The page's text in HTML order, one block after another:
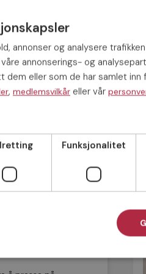
at du
meg, selv
ved meg
du sa. Det
matcher
annonser og analysere
annonserings- og
dem eller som de har samlet inn
, medlemsvilkår eller vår
Funksjonalitet